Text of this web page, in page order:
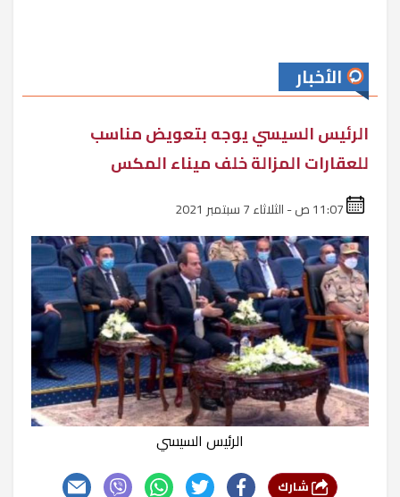
الأخبار
الرئيس السيسي يوجه بتعويض مناسب
للعقارات المزالة خلف ميناء المكس
الرئيس السيسي